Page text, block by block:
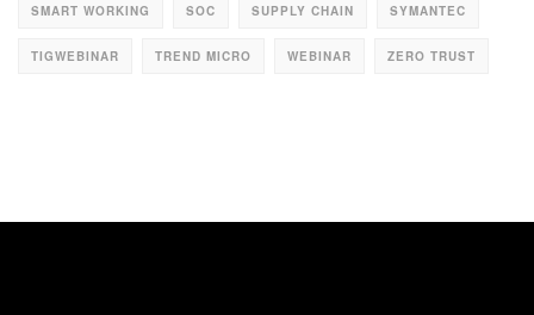
SMART WORKING SOC SUPPLY CHAIN SYMANTEC
TIGWEBINAR TREND MICRO WEBINAR ZERO TRUST